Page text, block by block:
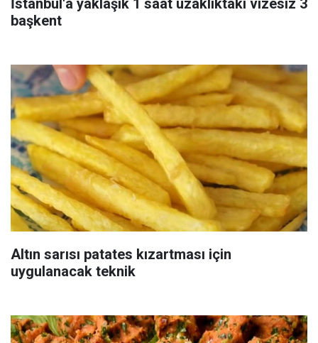
İstanbul'a yaklaşık 1 saat uzaklıktaki vizesiz 3
başkent
Altın sarısı patates kızartması için
uygulanacak teknik